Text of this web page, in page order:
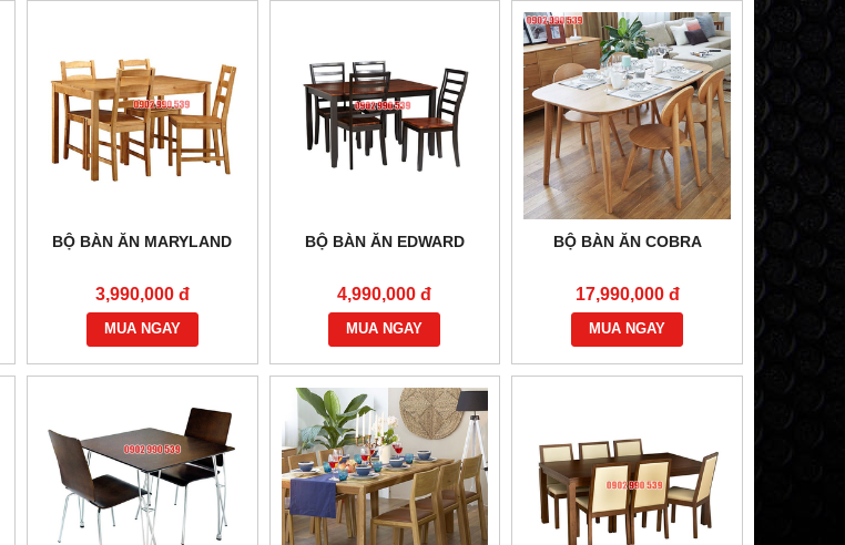
BỘ BÀN ĂN MARYLAND
3,990,000 đ
MUA NGAY
BỘ BÀN ĂN EDWARD
4,990,000 đ
MUA NGAY
BỘ BÀN ĂN COBRA
17,990,000 đ
MUA NGAY